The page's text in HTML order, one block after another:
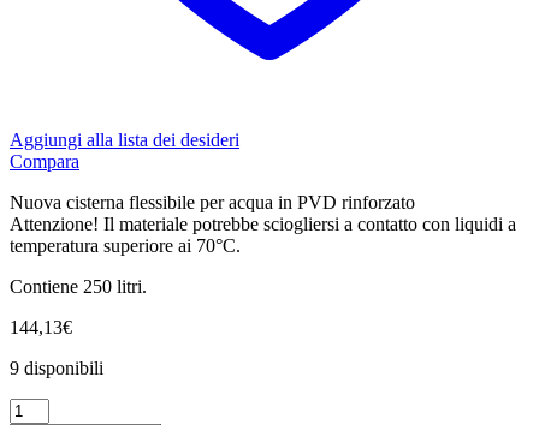
TH Seeds
The Cali Connection
TheMonkey
Tom’s Tumbler
Top Crop
Trikoma Seeds
Aggiungi alla lista dei desideri
Compara
Nuova cisterna flessibile per acqua in PVD rinforzato
Attenzione! Il materiale potrebbe sciogliersi a contatto con liquidi a
temperatura superiore ai 70°C.
Contiene 250 litri.
144,13€
9 disponibili
NEPTUNE